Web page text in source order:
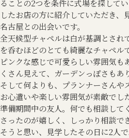
ることの2つを条件に式場を探して
したお店の方に紹介していただき、
名古屋との出会いです。
全天候型チャペルは白が基調とされ
を呑むほどのとても綺麗なチャペル
ピンクな感じで可愛らしい雰囲気も
くさん見えて、ガーデンっぽさもあ
そして何よりも、プランナーさんや
お心遣いや楽しい雰囲気が素敵でし
準備期間中の友人。何でも相談して
さったのが嬉しく、しっかり相談で
そうと思い、見学したその日に2人で